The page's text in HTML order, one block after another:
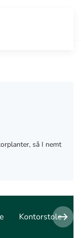
så I nemt
Kontorstole